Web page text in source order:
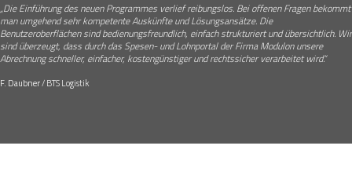
„Die Einführung des neuen Programmes verlief reibungslos. Bei offenen Fragen bekommt
man umgehend sehr kompetente Auskünfte und Lösungsansätze. Die
Benutzeroberflächen sind bedienungsfreundlich, einfach strukturiert und übersichtlich. Wir
sind überzeugt, dass durch das Spesen- und Lohnportal der Firma Modulon unsere
Abrechnung schneller, einfacher, kostengünstiger und rechtssicher verarbeitet wird.“
F. Daubner/BTS Logistik